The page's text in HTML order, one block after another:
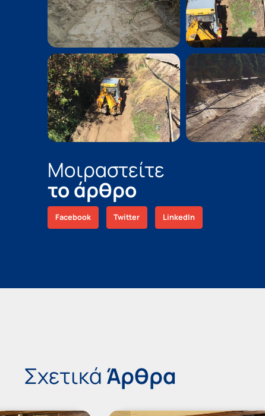
Μοιραστείτε
το άρθρο
Facebook Twitter LinkedIn
Σχετικά Άρθρα